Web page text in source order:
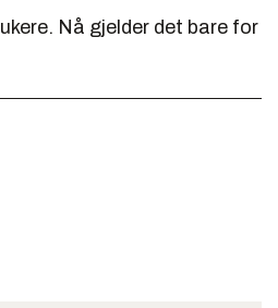
Nå gjelder det bare for